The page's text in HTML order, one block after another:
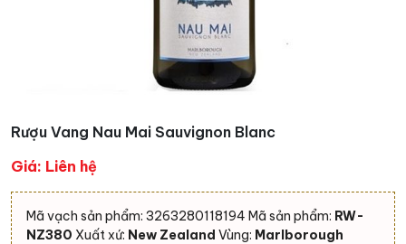
Rượu Vang Nau Mai Sauvignon Blanc
Giá: Liên hệ
Mã vạch sản phẩm: 3263280118194 Mã sản phẩm: RW-
NZ380 Xuất xứ: New Zealand Vùng: Marlborough